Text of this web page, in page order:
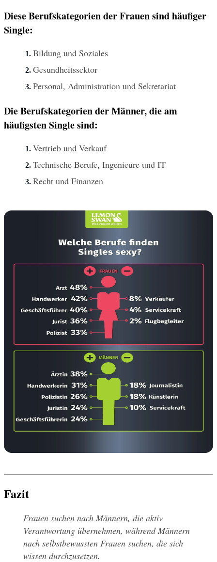
Diese Berufskategorien der Frauen sind häufiger
Single:
Bildung und Soziales
Gesundheitssektor
Personal, Administration und Sekretariat
Die Berufskategorien der Männer, die am
häufigsten Single sind:
Vertrieb und Verkauf
Technische Berufe, Ingenieure und IT
Recht und Finanzen
Fazit
Frauen suchen nach Männern, die aktiv
Verantwortung übernehmen, während Männern
nach selbstbewussten Frauen suchen, die sich
wissen durchzusetzen.